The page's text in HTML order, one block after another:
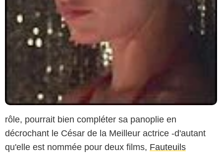
rôle, pourrait bien compléter sa panoplie en
décrochant le César de la Meilleur actrice -d'autant
qu'elle est nommée pour deux films, Fauteuils